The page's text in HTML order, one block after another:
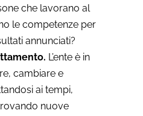
che lavorano al
le competenze per
annunciati?
L’ente è in
cambiare e
ai tempi,
nuove